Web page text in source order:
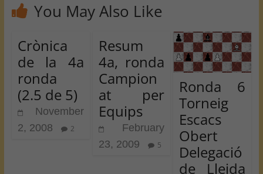
You May Also Like
Crònica
de la 4a
ronda
(2.5 de 5)
November
2, 2008
2
Resum
4a, ronda
Campion
at per
Equips
February
23, 2009
5
Ronda 6
Torneig
Escacs
Obert
Delegació
de Lleida